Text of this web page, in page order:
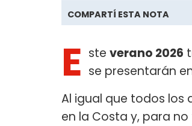
COMPARTÍ ESTA NOTA
E ste verano 2026
se presentarán
Al igual que todos los
en la Costa y, para